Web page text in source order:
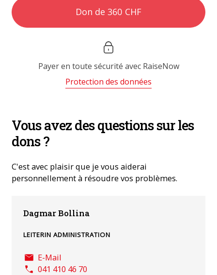
Don de 360 CHF
Payer en toute sécurité avec RaiseNow
Protection des données
Vous avez des questions sur les
dons ?
C'est avec plaisir que je vous aiderai
personnellement à résoudre vos problèmes.
Dagmar Bollina
LEITERIN ADMINISTRATION
E-Mail
041 410 46 70